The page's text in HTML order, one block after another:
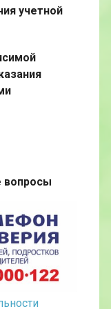
учетной
вопросы